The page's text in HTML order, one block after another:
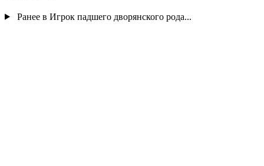
Ранее в Игрок падшего дворянского рода...